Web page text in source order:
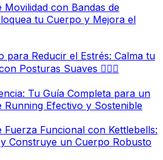
Movilidad con Bandas de
tu Cuerpo y Mejora el
para Reducir el Estrés: Calma tu
Posturas Suaves 🧘‍♀️✨
Tu Guía Completa para un
Running Efectivo y Sostenible
Fuerza Funcional con Kettlebells:
Construye un Cuerpo Robusto